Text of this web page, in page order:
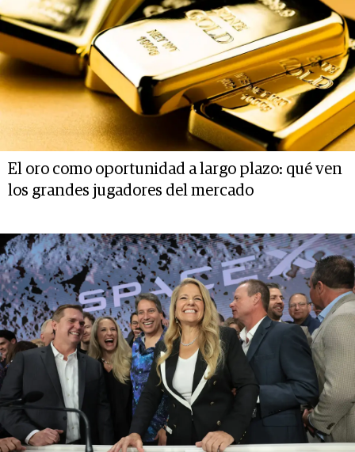
El oro como oportunidad a largo plazo: qué ven
los grandes jugadores del mercado